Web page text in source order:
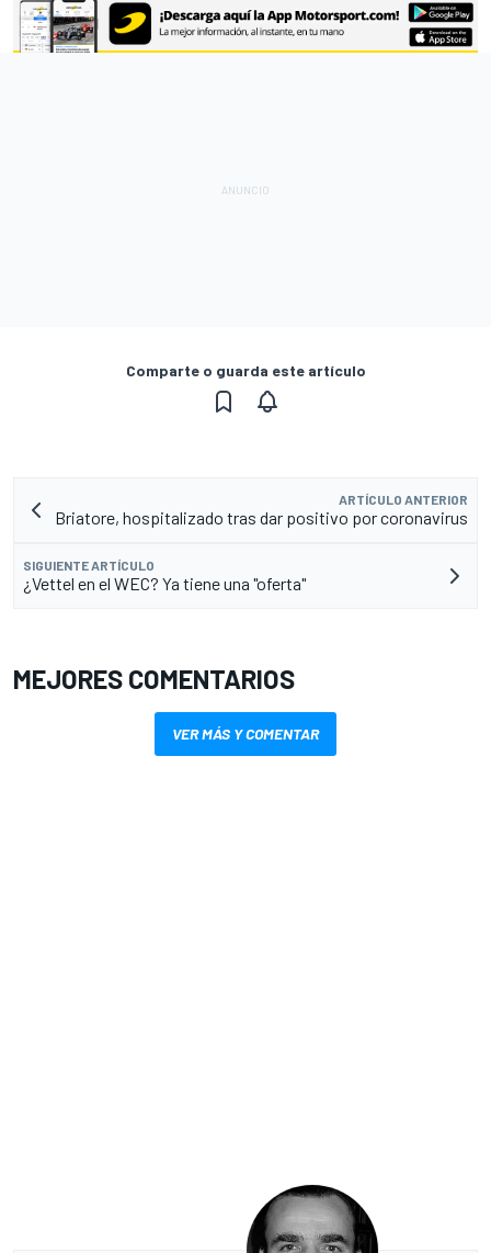
Comparte o guarda este artículo
ARTÍCULO ANTERIOR
Briatore, hospitalizado tras dar positivo por coronavirus
SIGUIENTE ARTÍCULO
¿Vettel en el WEC? Ya tiene una "oferta"
MEJORES COMENTARIOS
VER MÁS Y COMENTAR